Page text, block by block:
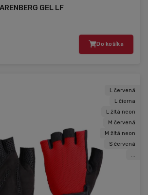
GEL LF
Do košíka
L červená
L čierna
L žltá neon
M červená
M žltá neon
S červená
...